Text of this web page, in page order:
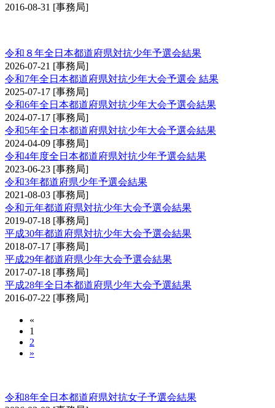
2016-08-31 [事務局]
令和８年全日本都道府県対抗少年予選会結果
2026-07-21 [事務局]
令和7年全日本都道府県対抗少年大会予選会 結果
2025-07-17 [事務局]
令和6年全日本都道府県対抗少年大会予選会結果
2024-07-17 [事務局]
令和5年全日本都道府県対抗少年大会予選会結果
2024-04-09 [事務局]
令和4年度全日本都道府県対抗少年予選会結果
2023-06-23 [事務局]
令和3年都道府県少年予選会結果
2021-08-03 [事務局]
令和元年都道府県対抗少年大会予選会結果
2019-07-18 [事務局]
平成30年都道府県対抗少年大会予選会結果
2018-07-17 [事務局]
平成29年都道府県少年大会予選会結果
2017-07-18 [事務局]
平成28年全日本都道府県少年大会予選結果
2016-07-22 [事務局]
«
1
2
»
令和8年全日本都道府県対抗女子予選会結果